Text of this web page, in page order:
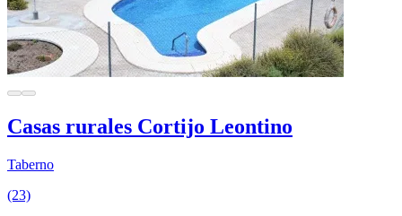
Casas rurales Cortijo Leontino
Taberno
(23)